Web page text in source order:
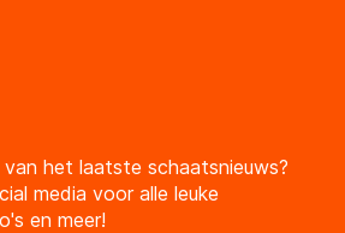
het laatste schaatsnieuws?
media voor alle leuke
en meer!